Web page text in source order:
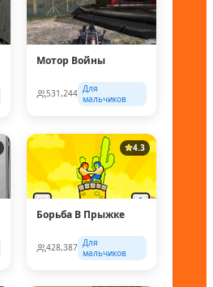
Мотор Войны
531,244 Для
мальчиков
4.3
Борьба В Прыжке
428,387 Для
мальчиков